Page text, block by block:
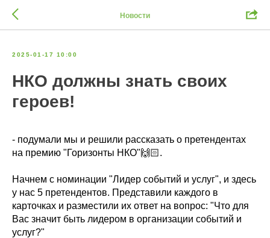
Новости
2025-01-17 10:00
НКО должны знать своих
героев!
- подумали мы и решили рассказать о претендентах
на премию "Горизонты НКО"🙌🏻.
Начнем с номинации "Лидер событий и услуг", и здесь
у нас 5 претендентов. Представили каждого в
карточках и разместили их ответ на вопрос: "Что для
Вас значит быть лидером в организации событий и
услуг?"